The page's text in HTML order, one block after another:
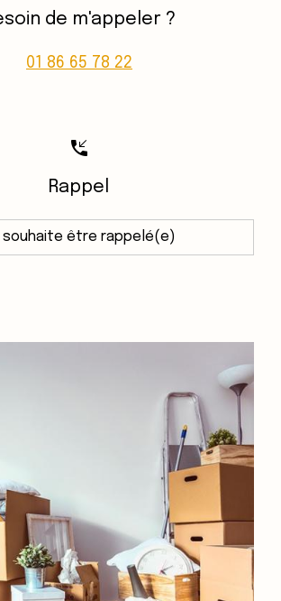
de m'appeler ?
01 86 65 78 22
phone_callback
Rappel
souhaite être rappelé(e)